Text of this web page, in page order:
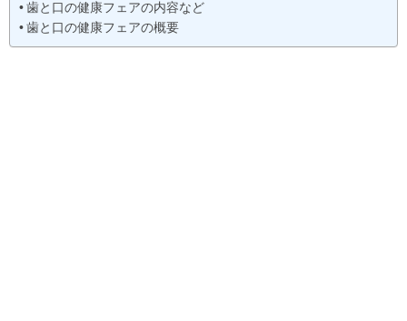
歯と口の健康フェアの内容など
歯と口の健康フェアの概要